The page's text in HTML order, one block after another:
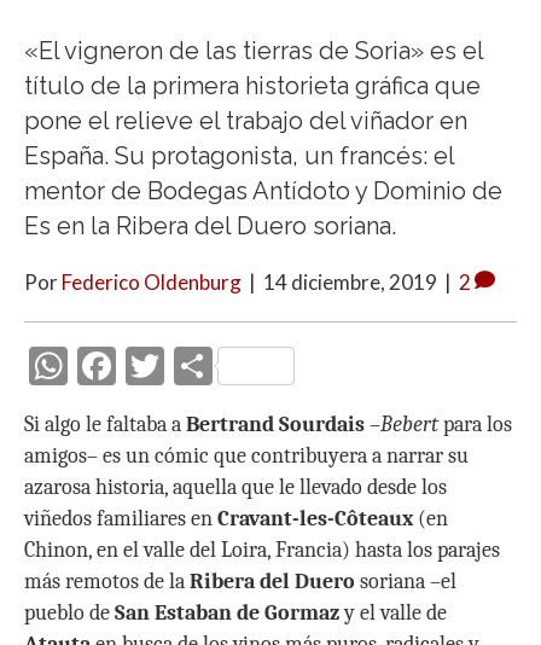
«El vigneron de las tierras de Soria» es el
título de la primera historieta gráfica que
pone el relieve el trabajo del viñador en
España. Su protagonista, un francés: el
mentor de Bodegas Antídoto y Dominio de
Es en la Ribera del Duero soriana.
PorFederico Oldenburg | 14 diciembre, 2019 | 2
W
h
at
s
A
p
p
F
ac
e
b
o
o
k
T
itt
er
C
m
p
ar
ti
r
Si algo le faltaba aBertrand Sourdais–Bebertpara los
amigos– es un cómic que contribuyera a narrar su
azarosa historia, aquella que le llevado desde los
viñedos familiares enCravant-les-Côteaux(en
Chinon, en el valle del Loira, Francia) hasta los parajes
más remotos de laRibera del Duero soriana –el
pueblo deSan Estaban de Gormazy el valle de